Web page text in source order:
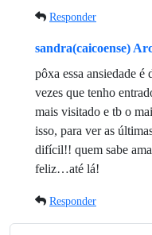
Responder
sandra(caicoense)
pôxa essa ansiedade
vezes que tenho
mais visitado e tb o
isso, para ver as
difícil!! quem sabe
feliz…até lá!
Responder